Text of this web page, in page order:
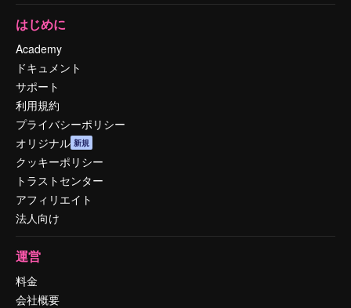
はじめに
Academy
ドキュメント
サポート
利用規約
プライバシーポリシー
オリジナル 新規
クッキーポリシー
トラストセンター
アフィリエイト
法人向け
運営
料金
会社概要